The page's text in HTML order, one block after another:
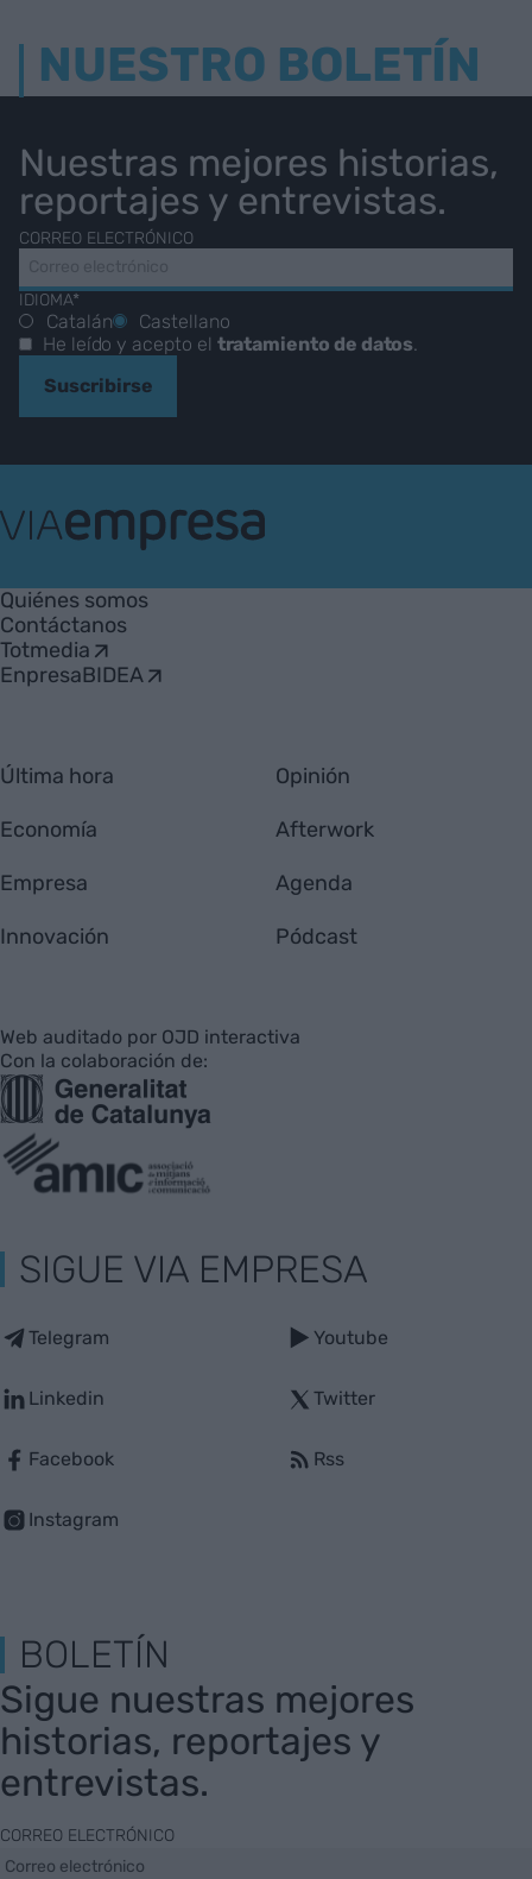
NUESTRO BOLETÍN
Nuestras mejores historias,
reportajes y entrevistas.
CORREO ELECTRÓNICO
IDIOMA*
Catalán
Castellano
He leído y acepto el tratamiento de datos.
Suscribirse
Empresa
Quiénes somos
Contáctanos
Totmedia
EnpresaBIDEA
Última hora
Economía
Empresa
Innovación
Opinión
Afterwork
Agenda
Pódcast
Web auditado por OJD interactiva
Con la colaboración de:
SIGUE VIA EMPRESA
Telegram
Linkedin
Facebook
Instagram
Youtube
Twitter
Rss
BOLETÍN
Sigue nuestras mejores
historias, reportajes y
entrevistas.
CORREO ELECTRÓNICO